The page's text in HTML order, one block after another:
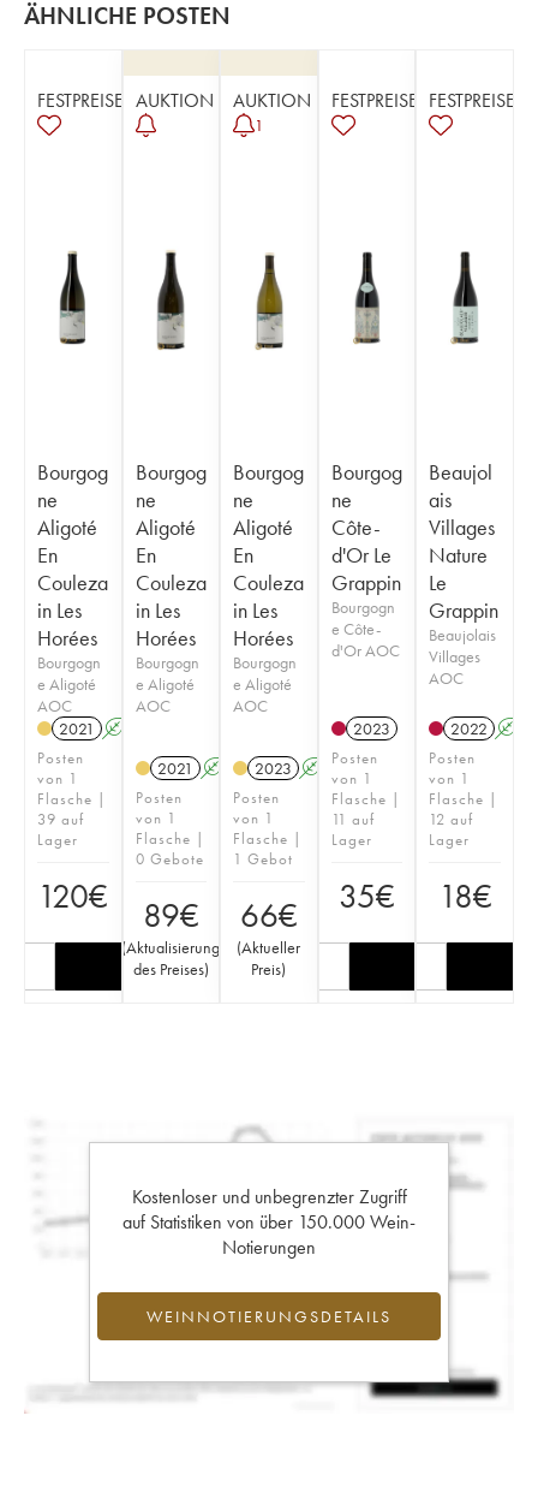
ÄHNLICHE POSTEN
FESTPREISE
Bourgog
ne
Aligoté
En
Couleza
in Les
Horées
Bourgogn
e Aligoté
AOC
2021
A
Posten
von 1
Flasche |
39 auf
Lager
120€
AUKTION
Bourgog
ne
Aligoté
En
Couleza
in Les
Horées
Bourgogn
e Aligoté
AOC
2021 A K
Posten
von 1
Flasche |
0 Gebote
89€
(Aktualisierung
des Preises)
AUKTION
1
Bourgog
ne
Aligoté
En
Couleza
in Les
Horées
Bourgogn
e Aligoté
AOC
2023 A K
Posten
von 1
Flasche |
1 Gebot
66€
(Aktueller
Preis)
FESTPREISE
Bourgog
ne
Côte-
d'Or Le
Grappin
Bourgogn
e Côte-
d'Or AOC
2023
Posten
von 1
Flasche |
11 auf
Lager
35€
FESTPREISE
Beaujol
ais
Villages
Nature
Le
Grappin
Beaujolais
Villages
AOC
2022 A
Posten
von 1
Flasche |
12 auf
Lager
18€
Kostenloser und unbegrenzter Zugriff
auf Statistiken von über 150.000 Wein-
Notierungen
WEINNOTIERUNGSDETAILS